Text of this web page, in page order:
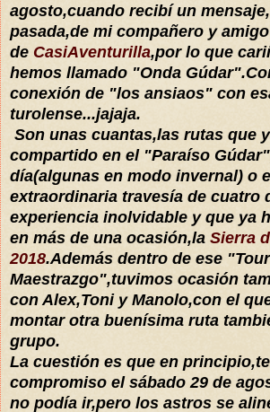
agosto,cuando recibí un
pasada,de mi compañero y
de CasiAventurilla,por lo que
hemos llamado "Onda
conexión de "los ansiaos" con
turolense...jajaja.
Son unas cuantas,las rutas que
compartido en el "Paraíso
día(algunas en modo invernal) o
extraordinaria travesía de cuatro
experiencia inolvidable y que ya
en más de una ocasión,la Sierra
2018.Además dentro de ese
Maestrazgo",tuvimos ocasión
con Alex,Toni y Manolo,con el
montar otra buenísima ruta
grupo.
La cuestión es que en
compromiso el sábado 29 de
no podía ir,pero los astros se